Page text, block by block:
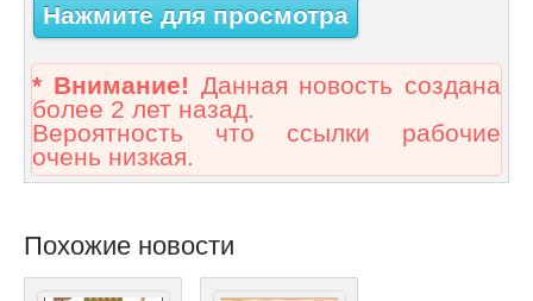
Нажмите для просмотра
* Внимание! Данная новость создана
более 2 лет назад.
Вероятность что ссылки рабочие
очень низкая.
Похожие новости